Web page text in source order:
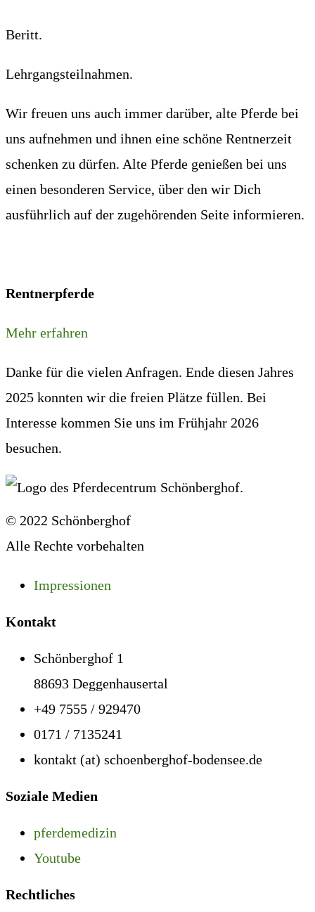
Beritt.
Lehrgangsteilnahmen.
Wir freuen uns auch immer darüber, alte Pferde bei
uns aufnehmen und ihnen eine schöne Rentnerzeit
schenken zu dürfen. Alte Pferde genießen bei uns
einen besonderen Service, über den wir Dich
ausführlich auf der zugehörenden Seite informieren.
Rentnerpferde
Mehr erfahren
Danke für die vielen Anfragen. Ende diesen Jahres
2025 konnten wir die freien Plätze füllen. Bei
Interesse kommen Sie uns im Frühjahr 2026
besuchen.
© 2022 Schönberghof
Alle Rechte vorbehalten
Impressionen
Kontakt
Schönberghof 1
88693 Deggenhausertal
+49 7555 / 929470
0171 / 7135241
kontakt (at) schoenberghof-bodensee.de
Soziale Medien
pferdemedizin
Youtube
Rechtliches